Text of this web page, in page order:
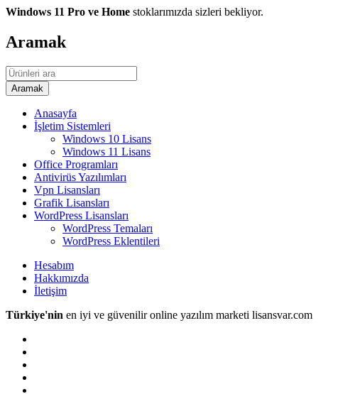
Windows 11 Pro ve Home stoklarımızda sizleri bekliyor.
Aramak
Anasayfa
İşletim Sistemleri
Windows 10 Lisans
Windows 11 Lisans
Office Programları
Antivirüs Yazılımları
Vpn Lisansları
Grafik Lisansları
WordPress Lisansları
WordPress Temaları
WordPress Eklentileri
Hesabım
Hakkımızda
İletişim
Türkiye'nin en iyi ve güvenilir online yazılım marketi lisansvar.com